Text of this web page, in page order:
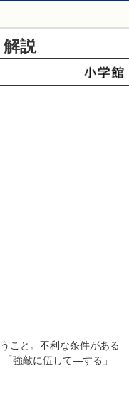
説
こと。 不利な条件がある
「強敵に伍して―する」